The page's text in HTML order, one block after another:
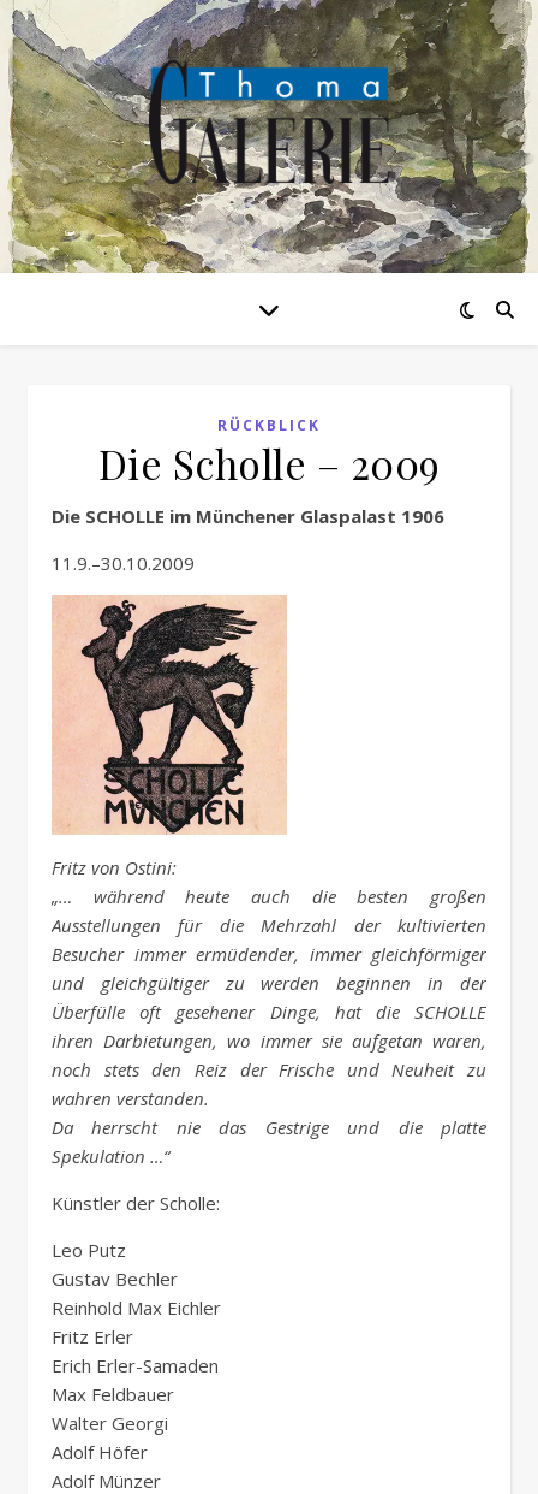
RÜCKBLICK
Die Scholle – 2009
Die SCHOLLE im Münchener Glaspalast 1906
11.9.–30.10.2009
Fritz von Ostini:
„… während heute auch die besten großen
Ausstellungen für die Mehrzahl der kultivierten
Besucher immer ermüdender, immer gleichförmiger
und gleichgültiger zu werden beginnenin der
Überfülle oft gesehener Dinge, hat die SCHOLLE
ihren Darbietungen,wo immer sie aufgetan waren,
noch stets den Reiz der Frische und Neuheit zu
wahren verstanden.
Da herrscht nie das Gestrige und die platte
Spekulation …“
Künstler der Scholle:
Leo Putz
Gustav Bechler
Reinhold Max Eichler
Fritz Erler
Erich Erler-Samaden
Max Feldbauer
Walter Georgi
Adolf Höfer
Adolf Münzer